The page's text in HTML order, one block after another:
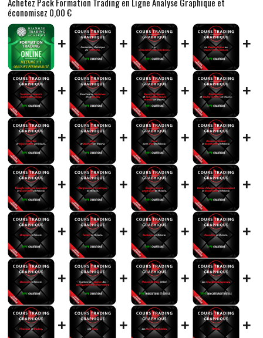
économisez 0,00 €
+ + + +
+ + + +
+ + + +
+ + + +
+ + + +
+ + + +
+ + + +